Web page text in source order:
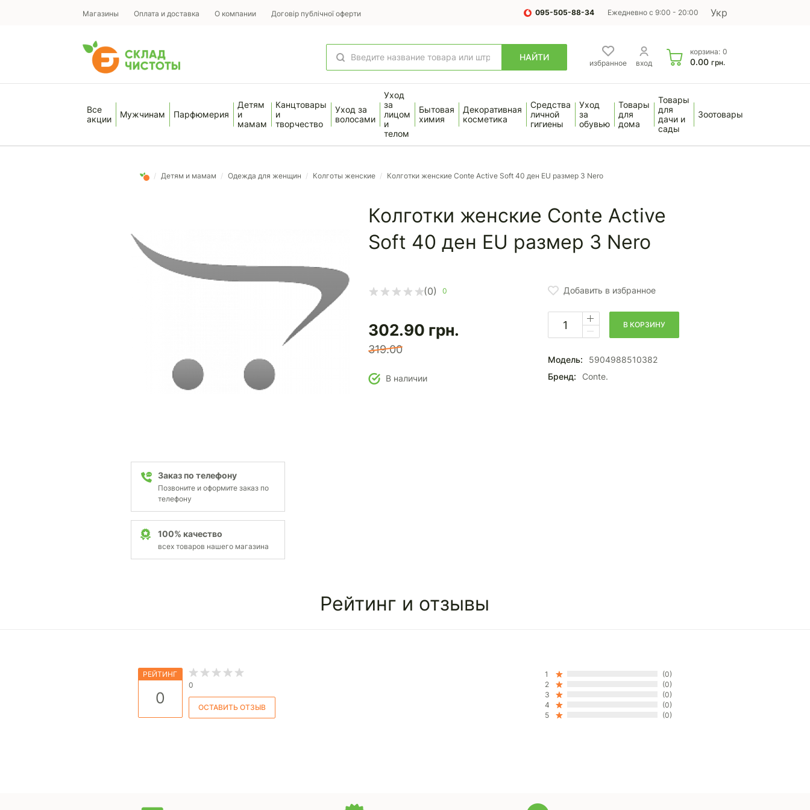
Магазины Оплата и доставка О компании Договір публічної оферти 095-505-88-34 Ежедневно с 9:00 - 20:00 Укр
НАЙТИ
избранное вход
корзина: 0
0.00 грн.
Все
акции
Мужчинам Парфюмерия
Детям
и
мамам
Канцтовары
и
творчество
Уход за
волосами
Уход
за
лицом
и
телом
Бытовая
химия
Декоративная
косметика
Средства
личной
гигиены
Уход
за
обувью
Товары
для
дома
Товары
для
дачи и
сады
Зоотовары
/ Детям и мамам / Одежда для женщин / Колготы женские / Колготки женские Conte Active Soft 40 ден EU размер 3 Nero
Заказ по телефону
Позвоните и оформите заказ по
телефону
100% качество
всех товаров нашего магазина
Колготки женские Conte Active
Soft 40 ден EU размер 3 Nero
(0) 0
302.90 грн.
319.00
В наличии
Добавить в избранное
В КОРЗИНУ
Модель:
5904988510382
Бренд:
Conte.
Рейтинг и отзывы
РЕЙТИНГ
0
0
1
(0)
2
(0)
3
(0)
4
(0)
5
(0)